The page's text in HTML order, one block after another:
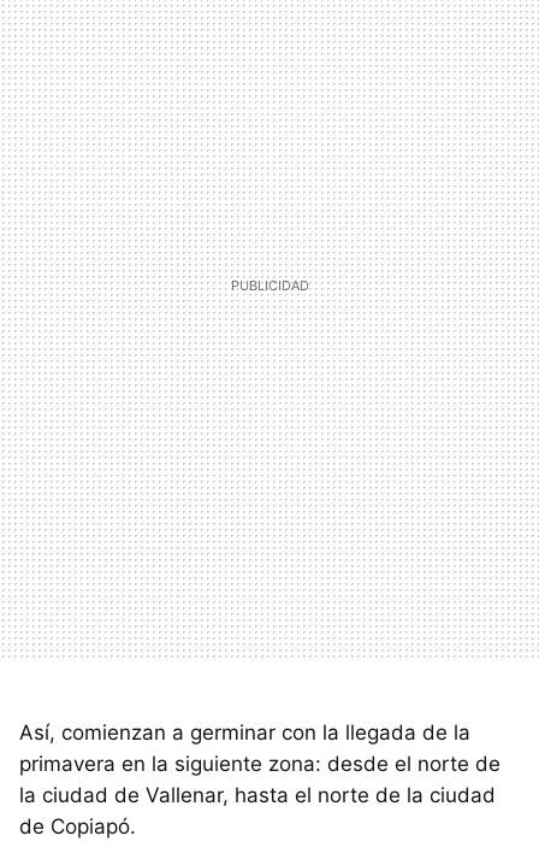
Así, comienzan a germinar con la llegada de la
primavera en la siguiente zona: desde el norte de
la ciudad de Vallenar, hasta el norte de la ciudad
de Copiapó.